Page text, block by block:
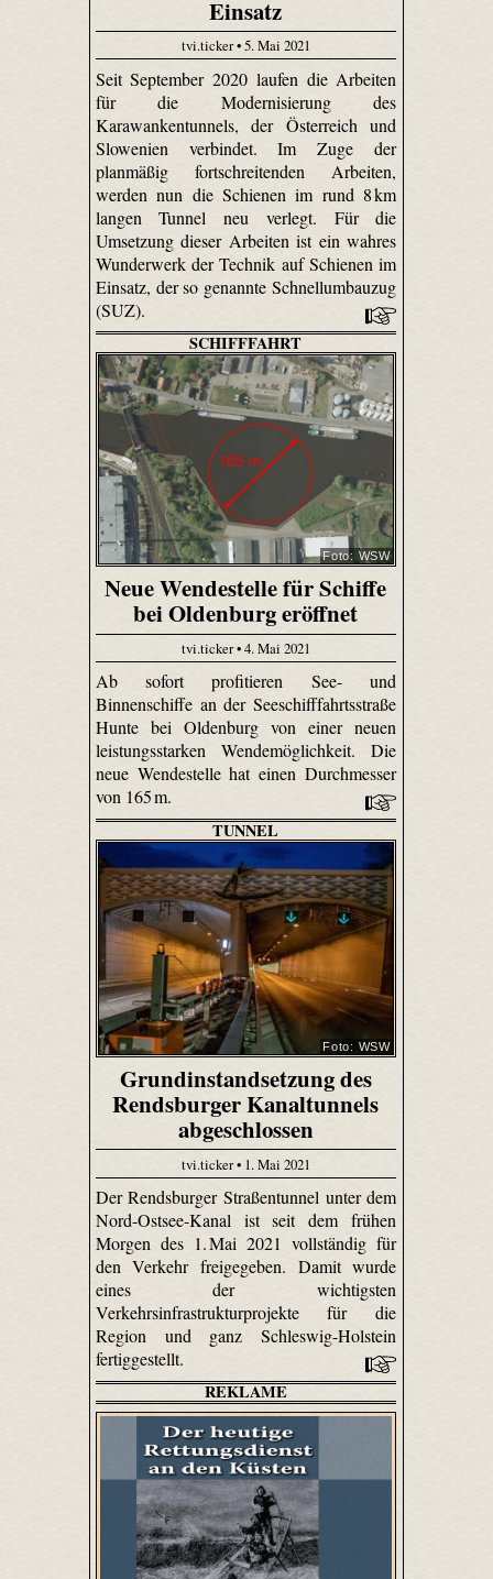
Einsatz
tvi.ticker • 5. Mai 2021
Seit September 2020 laufen die Arbeiten
für die Modernisierung des
Karawankentunnels, der Österreich und
Slowenien verbindet. Im Zuge der
planmäßig fortschreitenden Arbeiten,
werden nun die Schienen im rund 8 km
langen Tunnel neu verlegt. Für die
Umsetzung dieser Arbeiten ist ein wahres
Wunderwerk der Technik auf Schienen im
Einsatz, der so genannte Schnellumbauzug
(SUZ).
SCHIFFFAHRT
Foto: WSW
Neue Wendestelle für Schiffe
bei Oldenburg eröffnet
tvi.ticker • 4. Mai 2021
Ab sofort profitieren See- und
Binnenschiffe an der Seeschifffahrtsstraße
Hunte bei Oldenburg von einer neuen
leistungsstarken Wendemöglichkeit. Die
neue Wendestelle hat einen Durchmesser
von 165 m.
TUNNEL
Foto: WSW
Grundinstandsetzung des
Rendsburger Kanaltunnels
abgeschlossen
tvi.ticker • 1. Mai 2021
Der Rendsburger Straßentunnel unter dem
Nord-Ostsee-Kanal ist seit dem frühen
Morgen des 1. Mai 2021 vollständig für
den Verkehr freigegeben. Damit wurde
eines der wichtigsten
Verkehrsinfrastrukturprojekte für die
Region und ganz Schleswig-Holstein
fertiggestellt.
REKLAME